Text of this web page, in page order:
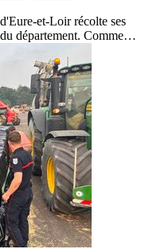
et-Loir récolte ses
département. Comme…